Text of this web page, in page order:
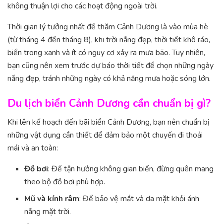
không thuận lợi cho các hoạt động ngoài trời.
Thời gian lý tưởng nhất để thăm Cảnh Dương là vào mùa hè
(từ tháng 4 đến tháng 8), khi trời nắng đẹp, thời tiết khô ráo,
biển trong xanh và ít có nguy cơ xảy ra mưa bão. Tuy nhiên,
bạn cũng nên xem trước dự báo thời tiết để chọn những ngày
nắng đẹp, tránh những ngày có khả năng mưa hoặc sóng lớn.
Du lịch biển Cảnh Dương cần chuẩn bị gì?
Khi lên kế hoạch đến bãi biển Cảnh Dương, bạn nên chuẩn bị
những vật dụng cần thiết để đảm bảo một chuyến đi thoải
mái và an toàn:
Đồ bơi: Để tận hưởng không gian biển, đừng quên mang
theo bộ đồ bơi phù hợp.
Mũ và kính râm: Để bảo vệ mắt và da mặt khỏi ánh
nắng mặt trời.